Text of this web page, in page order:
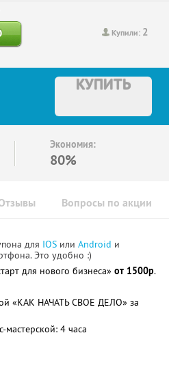
Купили: 2
КУПИТЬ
Экономия:
80%
Вопросы по акции
для IOS или Android и
Это удобно :)
для нового бизнеса» от 1500р.
«КАК НАЧАТЬ СВОЕ ДЕЛО» за
мастерской: 4 часа